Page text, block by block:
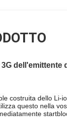
dell'emittente
costruita dello Li-
questo nella